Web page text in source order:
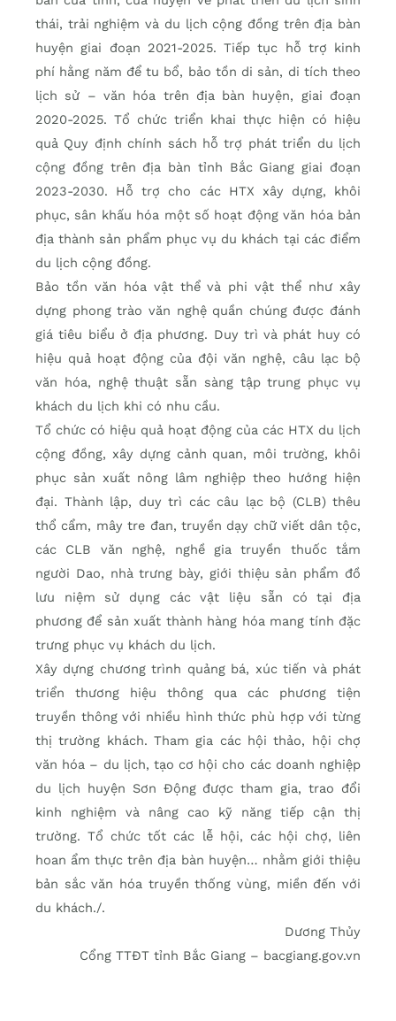
thái, trải nghiệm và du lịch cộng đồng trên địa bàn
huyện giai đoạn 2021-2025. Tiếp tục hỗ trợ kinh
phí hằng năm để tu bổ, bảo tồn di sản, di tích theo
lịch sử – văn hóa trên địa bàn huyện, giai đoạn
2020-2025. Tổ chức triển khai thực hiện có hiệu
quả Quy định chính sách hỗ trợ phát triển du lịch
cộng đồng trên địa bàn tỉnh Bắc Giang giai đoạn
2023-2030. Hỗ trợ cho các HTX xây dựng, khôi
phục, sân khấu hóa một số hoạt động văn hóa bản
địa thành sản phẩm phục vụ du khách tại các điểm
du lịch cộng đồng.
Bảo tồn văn hóa vật thể và phi vật thể như xây
dựng phong trào văn nghệ quần chúng được đánh
giá tiêu biểu ở địa phương. Duy trì và phát huy có
hiệu quả hoạt động của đội văn nghệ, câu lạc bộ
văn hóa, nghệ thuật sẵn sàng tập trung phục vụ
khách du lịch khi có nhu cầu.
Tổ chức có hiệu quả hoạt động của các HTX du lịch
cộng đồng, xây dựng cảnh quan, môi trường, khôi
phục sản xuất nông lâm nghiệp theo hướng hiện
đại. Thành lập, duy trì các câu lạc bộ (CLB) thêu
thổ cẩm, mây tre đan, truyền dạy chữ viết dân tộc,
các CLB văn nghệ, nghề gia truyền thuốc tắm
người Dao, nhà trưng bày, giới thiệu sản phẩm đồ
lưu niệm sử dụng các vật liệu sẵn có tại địa
phương để sản xuất thành hàng hóa mang tính đặc
trưng phục vụ khách du lịch.
Xây dựng chương trình quảng bá, xúc tiến và phát
triển thương hiệu thông qua các phương tiện
truyền thông với nhiều hình thức phù hợp với từng
thị trường khách. Tham gia các hội thảo, hội chợ
văn hóa – du lịch, tạo cơ hội cho các doanh nghiệp
du lịch huyện Sơn Động được tham gia, trao đổi
kinh nghiệm và nâng cao kỹ năng tiếp cận thị
trường. Tổ chức tốt các lễ hội, các hội chợ, liên
hoan ẩm thực trên địa bàn huyện… nhằm giới thiệu
bản sắc văn hóa truyền thống vùng, miền đến với
du khách./.
Dương Thủy
Cổng TTĐT tỉnh Bắc Giang – bacgiang.gov.vn